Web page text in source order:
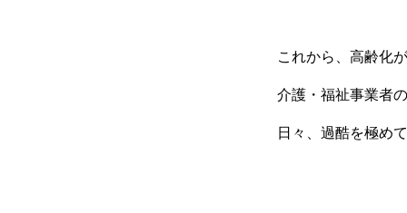
これから、高齢化
介護・福祉事業者
日々、過酷を極め